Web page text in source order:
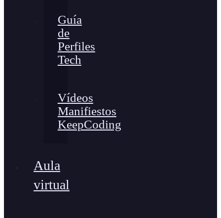
Guía
de
Perfiles
Tech
Vídeos
Manifiestos
KeepCoding
Aula
virtual